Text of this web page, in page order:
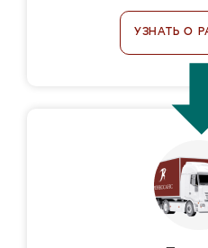
УЗНАТЬ О